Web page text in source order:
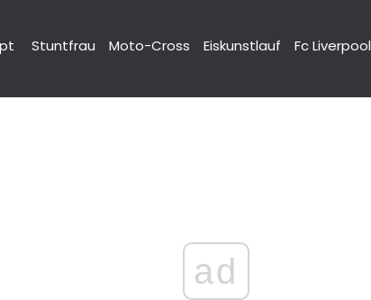
Stuntfrau Moto-Cross Eiskunstlauf Fc Liverpool
ad